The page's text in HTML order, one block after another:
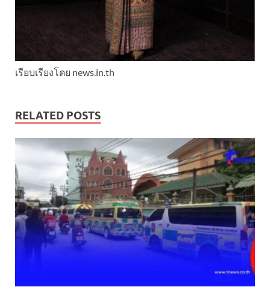
เรียบเรียงโดย news.in.th
RELATED POSTS